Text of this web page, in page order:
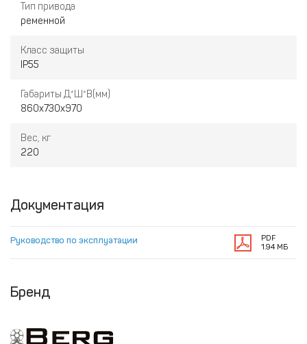
Тип привода
ременной
Класс защиты
IP55
Габариты Д*Ш*В(мм)
860х730х970
Вес, кг
220
Документация
Руководство по эксплуатации
PDF
1.94 МБ
Бренд